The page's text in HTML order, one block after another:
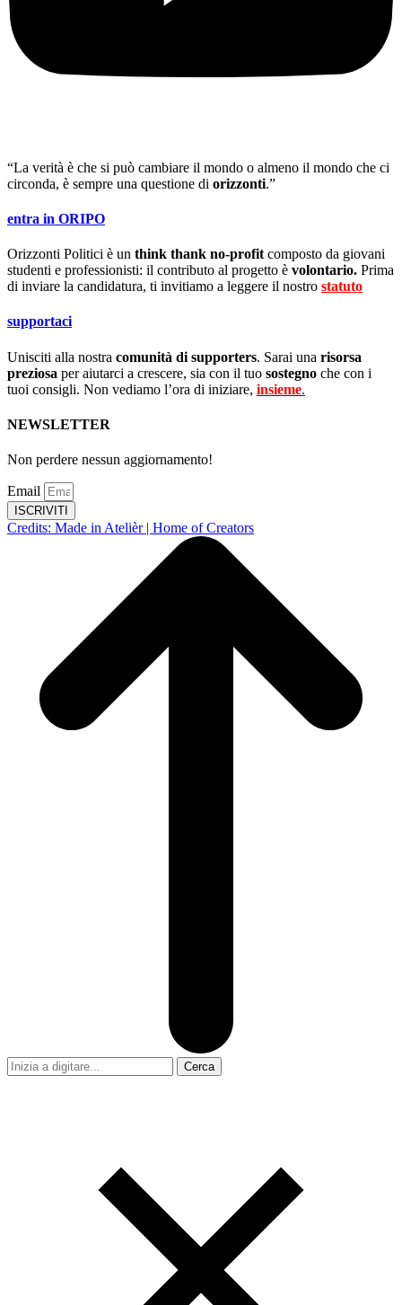
“La verità è che si può cambiare il mondo o almeno il mondo che ci
circonda, è sempre una questione di orizzonti.”
entra in ORIPO
Orizzonti Politici è un think thank no-profit composto da giovani
studenti e professionisti: il contributo al progetto è volontario. Prima
di inviare la candidatura, ti invitiamo a leggere il nostro statuto
supportaci
Unisciti alla nostra comunità di supporters. Sarai una risorsa
preziosa per aiutarci a crescere, sia con il tuo sostegno che con i
tuoi consigli. Non vediamo l’ora di iniziare, insieme.
NEWSLETTER
Non perdere nessun aggiornamento!
Email
ISCRIVITI
Credits: Made in Atelièr | Home of Creators
Cerca